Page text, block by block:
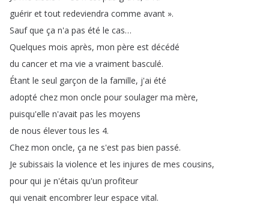
guérir et tout redeviendra comme avant ».
Sauf que ça n'a pas été le cas…
Quelques mois après, mon père est décédé
du cancer et ma vie a vraiment basculé.
Étant le seul garçon de la famille, j'ai été
adopté chez mon oncle pour soulager ma mère,
puisqu'elle n'avait pas les moyens
de nous élever tous les 4.
Chez mon oncle, ça ne s'est pas bien passé.
Je subissais la violence et les injures de mes cousins,
pour qui je n'étais qu'un profiteur
qui venait encombrer leur espace vital.